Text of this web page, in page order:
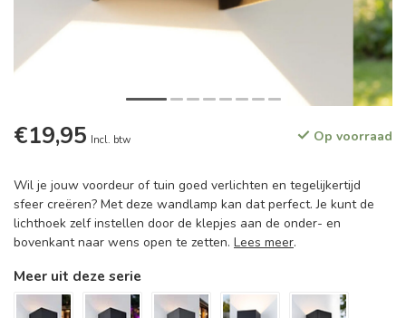
€19,95 Incl. btw Op voorraad
Wil je jouw voordeur of tuin goed verlichten en tegelijkertijd
sfeer creëren? Met deze wandlamp kan dat perfect. Je kunt de
lichthoek zelf instellen door de klepjes aan de onder- en
bovenkant naar wens open te zetten. Lees meer.
Meer uit deze serie